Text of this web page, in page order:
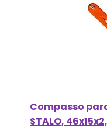
Compasso
STALO,